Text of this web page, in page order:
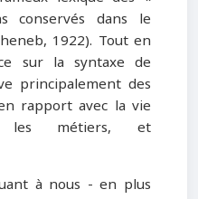
conservés dans le
1922). Tout en
sur la syntaxe de
principalement des
rapport avec la vie
les métiers, et
à nous - en plus